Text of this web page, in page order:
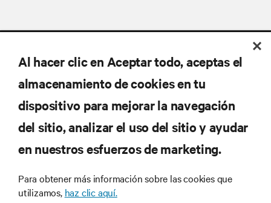
RECURSOS
CORPORATIVO
Al hacer clic en Aceptar todo, aceptas el
almacenamiento de cookies en tu
dispositivo para mejorar la navegación
del sitio, analizar el uso del sitio y ayudar
en nuestros esfuerzos de marketing.
Para obtener más información sobre las cookies que
utilizamos, haz clic aquí.